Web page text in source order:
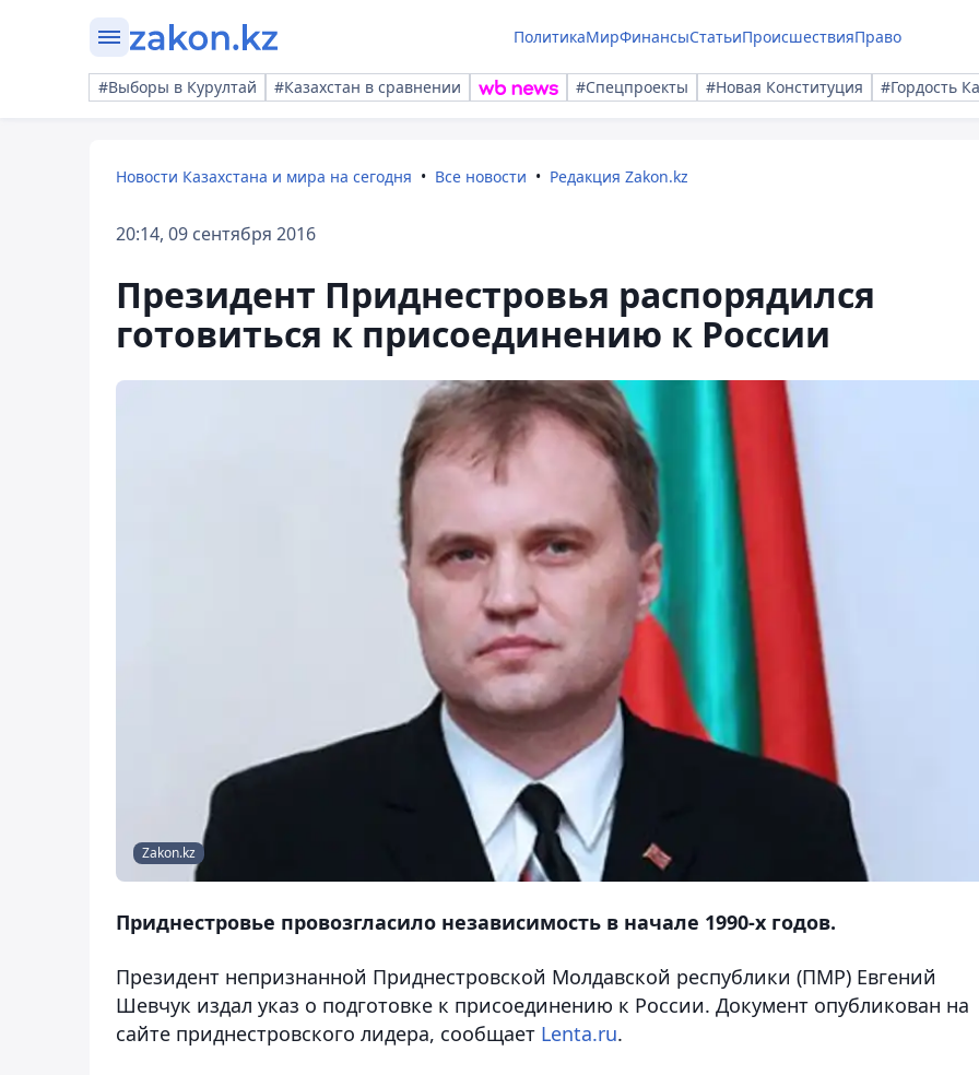
ПолитикаМирФинансыСтатьиПроисшествияПраво
#Выборы в Курултай #Казахстан в сравнении #Спецпроекты #Новая Конституция #Гордость
Новости Казахстана и мира на сегодня Все новости Редакция Zakon.kz
20:14, 09 сентября 2016
Президент Приднестровья распорядился
готовиться к присоединению к России
Zakon.kz
Приднестровье провозгласило независимость в начале 1990-х годов.
Президент непризнанной Приднестровской Молдавской республики (ПМР) Евгений
Шевчук издал указ о подготовке к присоединению к России. Документ опубликован на
сайте приднестровского лидера, сообщает Lenta.ru.